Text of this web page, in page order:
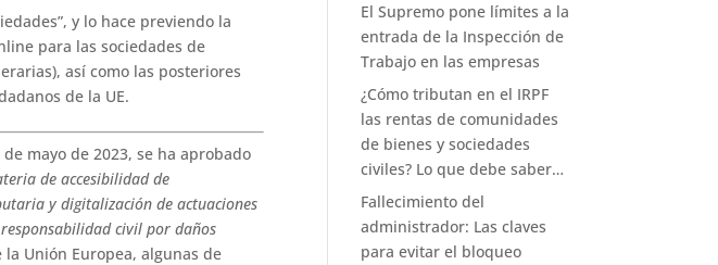
y lo hace previendo la
para las sociedades de
así como las posteriores
de la UE.
mayo de 2023, se ha aprobado
de accesibilidad de
y digitalización de actuaciones
civil por daños
Unión Europea, algunas de
El Supremo pone límites a la
entrada de la Inspección de
Trabajo en las empresas
¿Cómo tributan en el IRPF
las rentas de comunidades
de bienes y sociedades
civiles? Lo que debe saber…
Fallecimiento del
administrador: Las claves
para evitar el bloqueo